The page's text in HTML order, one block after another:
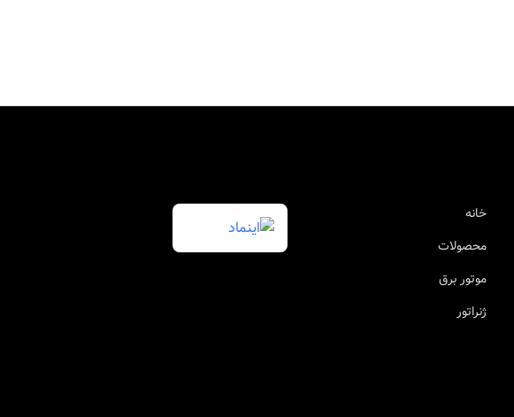
خانه
محصولات
موتور برق
ژنراتور